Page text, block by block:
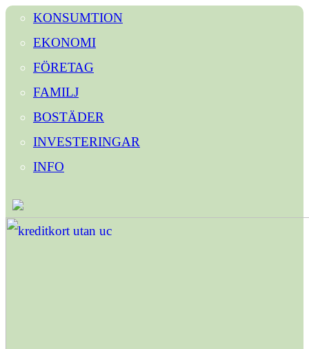
KONSUMTION
EKONOMI
FÖRETAG
FAMILJ
BOSTÄDER
INVESTERINGAR
INFO